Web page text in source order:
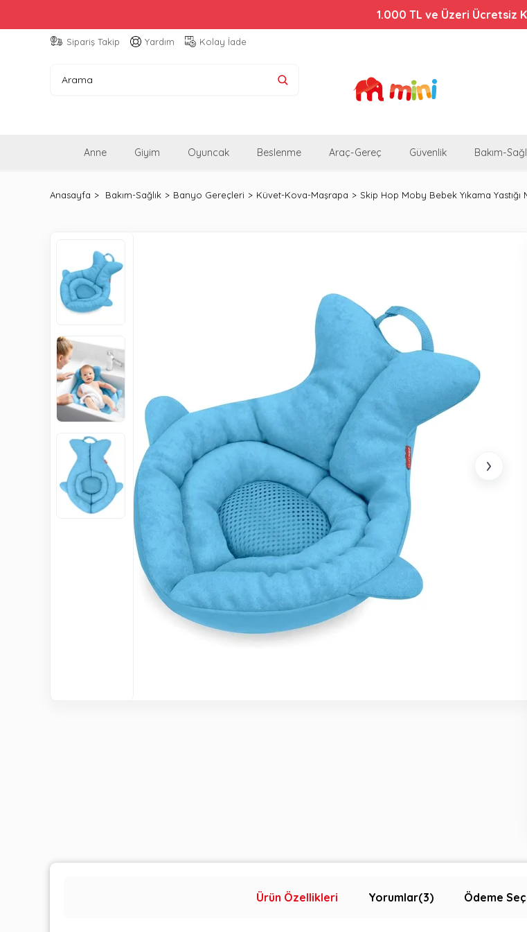
1.000 TL ve Üzeri Ücretsiz
Sipariş Takip Yardım Kolay İade
Anne Giyim Oyuncak Beslenme Araç-Gereç Güvenlik Bakım-
Anasayfa Bakım-Sağlık Banyo Gereçleri Küvet-Kova-Maşrapa Skip Hop Moby Bebek Yıkama Yastığı
›
Ürün Özellikleri Yorumlar(3) Ödeme